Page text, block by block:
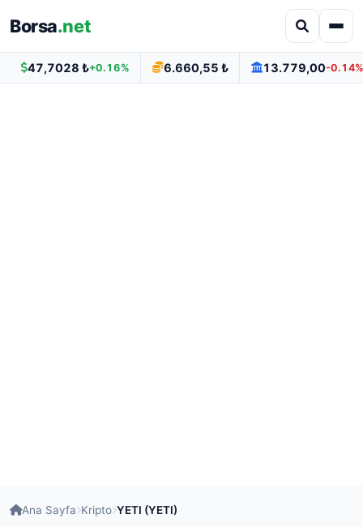
Borsa.net
47,7028 ₺+0.16% 6.660,55 ₺ 13.779,00-0.14%
Ana Sayfa Kripto YETI (YETI)